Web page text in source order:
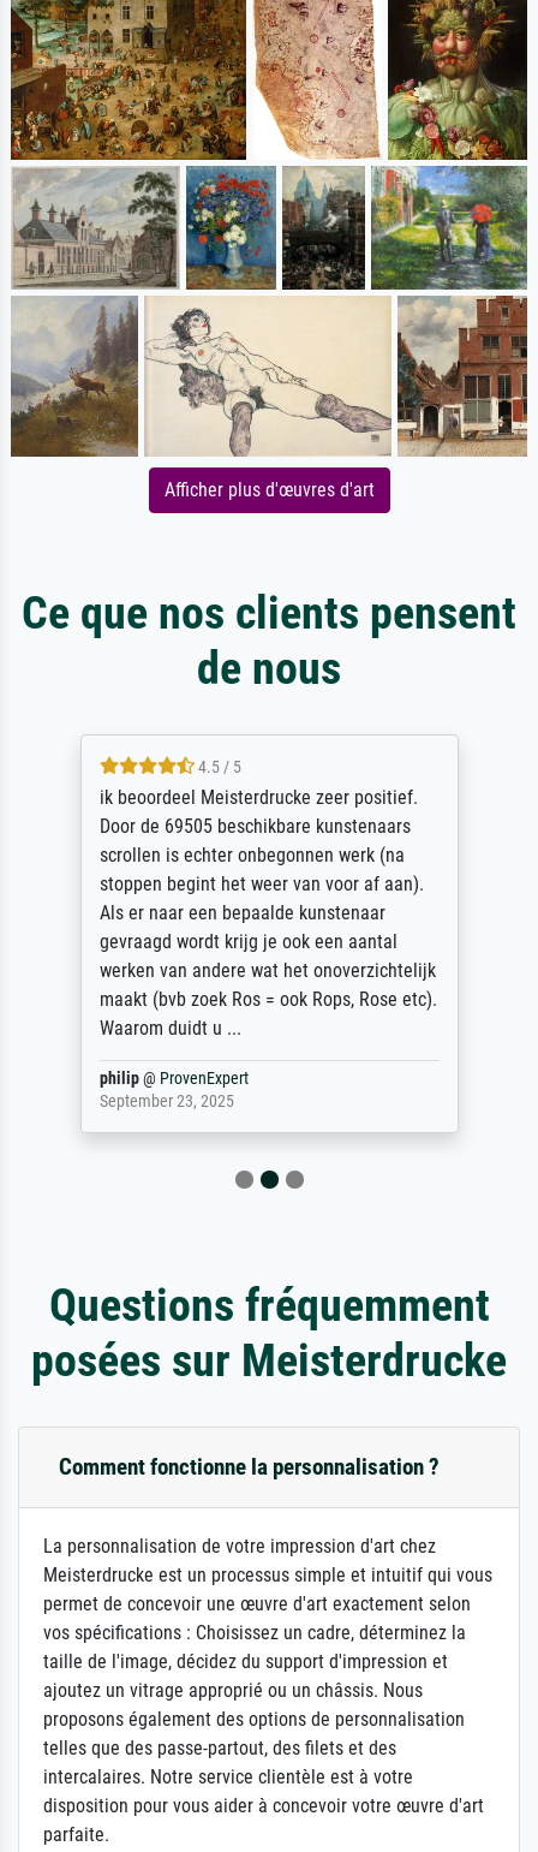
Afficher plus d'œuvres d'art
Ce que nos clients pensent
de nous
4.5 / 5
ik beoordeel Meisterdrucke zeer positief.
Door de 69505 beschikbare kunstenaars
scrollen is echter onbegonnen werk (na
stoppen begint het weer van voor af aan).
Als er naar een bepaalde kunstenaar
gevraagd wordt krijg je ook een aantal
werken van andere wat het onoverzichtelijk
maakt (bvb zoek Ros = ook Rops, Rose etc).
Waarom duidt u ...
philip@ ProvenExpert
September 23, 2025
Questions fréquemment
posées sur Meisterdrucke
Comment fonctionne la personnalisation ?
La personnalisation de votre impression d'art chez
Meisterdrucke est un processus simple et intuitif qui vous
permet de concevoir une œuvre d'art exactement selon
vos spécifications : Choisissez un cadre, déterminez la
taille de l'image, décidez du support d'impression et
ajoutez un vitrage approprié ou un châssis. Nous
proposons également des options de personnalisation
telles que des passe-partout, des filets et des
intercalaires. Notre service clientèle est à votre
disposition pour vous aider à concevoir votre œuvre d'art
parfaite.